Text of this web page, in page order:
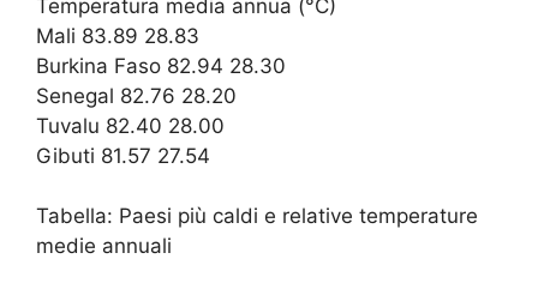
Temperatura media annua (°C)
Mali 83.89 28.83
Burkina Faso 82.94 28.30
Senegal 82.76 28.20
Tuvalu 82.40 28.00
Gibuti 81.57 27.54
Tabella: Paesi più caldi e relative temperature
medie annuali